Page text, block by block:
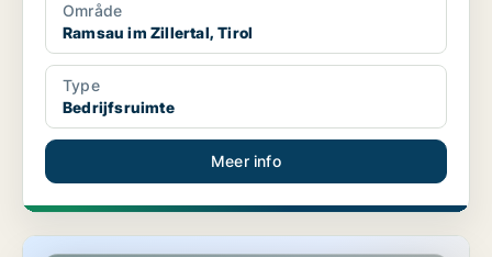
Område
Ramsau im Zillertal, Tirol
Type
Bedrijfsruimte
Meer info
Bedrijfspand in Innsbruck, Tirol